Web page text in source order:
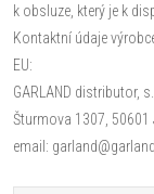
k obsluze, který je k
Kontaktní údaje
EU:
GARLAND distributor,
Šturmova 1307, 50601
email: